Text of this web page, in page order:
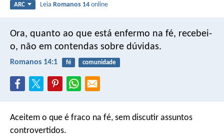
ARC LeiaRomanos 14 online
Ora, quanto ao que está enfermo na fé, recebei-
o, não em contendas sobre dúvidas.
Romanos 14:1 fé comunidade
Aceitem o que é fraco na fé, sem discutir assuntos
controvertidos.